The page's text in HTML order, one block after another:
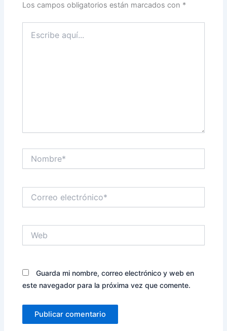
Los campos obligatorios están marcados con *
aquí...
electrónico*
Guarda mi nombre, correo electrónico y web en
este navegador para la próxima vez que comente.